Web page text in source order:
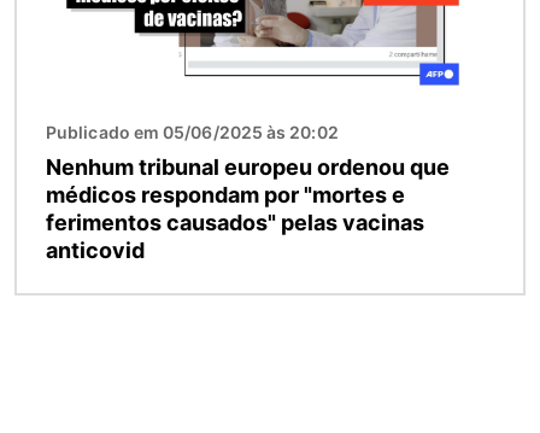
Publicado em 05/06/2025 às 20:02
Nenhum tribunal europeu ordenou que
médicos respondam por "mortes e
ferimentos causados" pelas vacinas
anticovid